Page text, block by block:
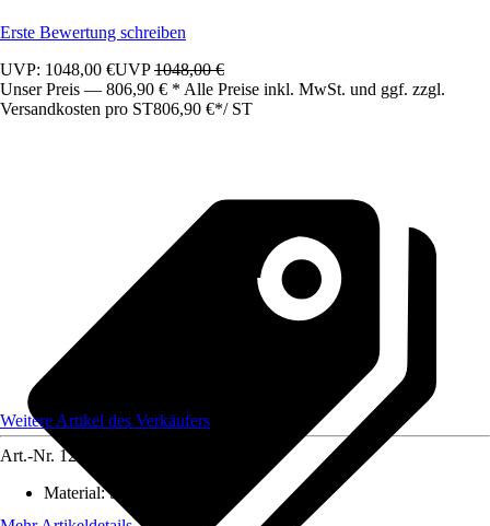
Erste Bewertung schreiben
UVP: 1048,00 €UVP1048,00 €
Unser Preis — 806,90 € * Alle Preise inkl. MwSt. und ggf. zzgl.
Versandkosten pro ST806,90 €*/ ST
Weitere Artikel des Verkäufers
Art.-Nr. 12583714
Material:Stahl